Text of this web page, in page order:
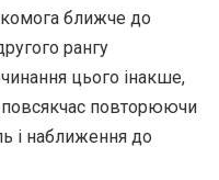
ближче до
рангу
цього інакше,
повторюючи
і наближення до